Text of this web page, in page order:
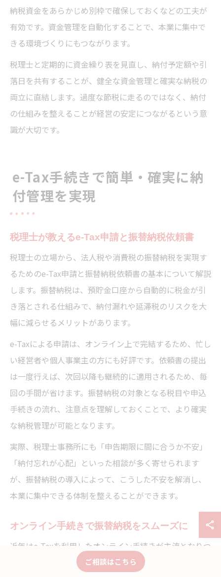
納税資金をあらかじめ別枠で確保しておくなどの工夫が
有効です。資金管理を自動化することで、本業に集中で
きる環境づくりにもつながります。
税理士と定期的に資金繰り表を見直し、納付予定額や引
落日を共有することが、健全な資金管理と確実な納税の
両立に直結します。過度な節税に走るのではなく、納付
の仕組みを整えることが経営の安定につながるという意
識が大切です。
e-Tax手続きで簡単・確実に納
付管理を実現
税理士が教えるe-Tax申請と振替納税依頼書
税理士の立場から、法人税や消費税の振替納税を実現す
るためのe-Tax申請と振替納税依頼書の基本について解説
します。振替納税は、預貯金口座から自動的に税金が引
き落とされる仕組みで、納付漏れや延滞税のリスクを大
幅に減らせるメリットがあります。
e-Taxによる申請は、オンライン上で完結するため、忙し
い経営者や個人事業主の方にも好評です。依頼書の提出
は一度行えば、次回以降も継続的に適用されるため、毎
回の手間が省けます。振替納税の対象となる税目や申込
手続きの流れ、注意点を理解しておくことで、より確実
な納税管理が可能となります。
実際、税理士事務所にも「申告期限に間に合うか不安」
「納付忘れが心配」といった相談が多く寄せられます
が、振替納税の導入によって、こうした不安を解消し、
本業に集中できる体制を整えることができます。
オンライン手続きで振替納税をスムーズに
近年はe-Taxを利用したオンライン手続きが主流となりつ
つあり、振替納税の申込もよりスムーズに行えるように
ご相談はこちら